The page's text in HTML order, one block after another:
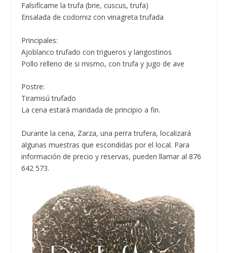
Falsifícame la trufa (brie, cuscus, trufa)
Ensalada de codorniz con vinagreta trufada
Principales:
Ajoblanco trufado con trigueros y langostinos
Pollo relleno de si mismo, con trufa y jugo de ave
Postre:
Tiramisú trufado
La cena estará maridada de principio a fin.
Durante la cena, Zarza, una perra trufera, localizará
algunas muestras que escondidas por el local. Para
información de precio y reservas, pueden llamar al 876
642 573.